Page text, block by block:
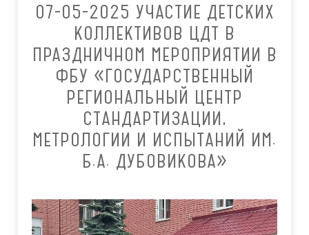
07-05-2025 УЧАСТИЕ ДЕТСКИХ
КОЛЛЕКТИВОВ ЦДТ В
ПРАЗДНИЧНОМ МЕРОПРИЯТИИ В
ФБУ «ГОСУДАРСТВЕННЫЙ
РЕГИОНАЛЬНЫЙ ЦЕНТР
СТАНДАРТИЗАЦИИ,
МЕТРОЛОГИИ И ИСПЫТАНИЙ ИМ.
Б.А. ДУБОВИКОВА»